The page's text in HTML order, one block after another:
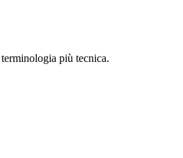
più tecnica.